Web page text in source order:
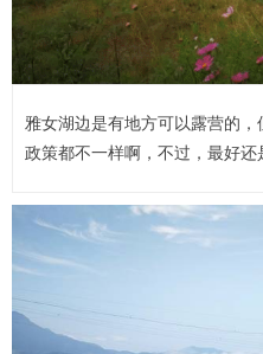
雅女湖边是有地方可以露营的
政策都不一样啊，不过，最好还